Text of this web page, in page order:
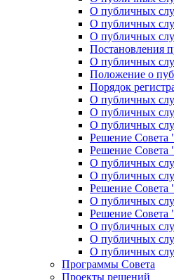
О публичных
О публичных
О публичных
Постановления
О публичных
Положение о
Порядок
О публичных
О публичных
О публичных
Решение Совета
Решение Совета
О публичных
О публичных
Решение Совета
О публичных
Решение Совета
О публичных
О публичных
О публичных
Программы Совета
Проекты решений